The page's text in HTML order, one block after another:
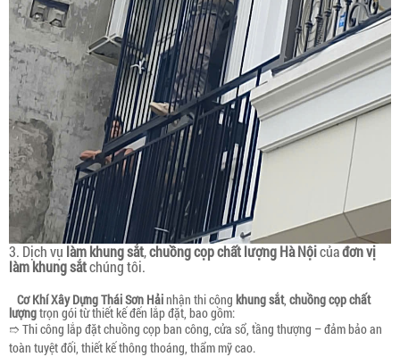
3. Dịch vụ làm khung sắt,chuồng cọp chất lượng Hà Nộicủađơn vị
làm khung sắtchúng tôi.
Cơ Khí Xây Dựng Thái Sơn Hảinhận thi công khung sắt, chuồng cọp chất
lượngtrọn gói từ thiết kế đến lắp đặt, bao gồm:
➱ Thi công lắp đặt chuồng cọp ban công, cửa sổ, tầng thượng – đảm bảo an
toàn tuyệt đối, thiết kế thông thoáng, thẩm mỹ cao.